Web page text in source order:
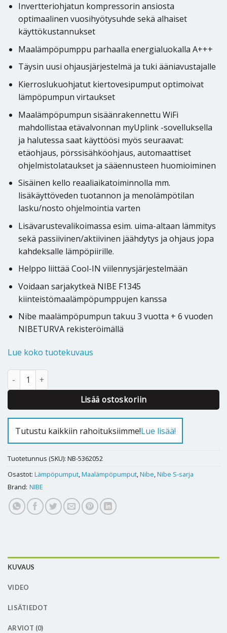
Invertteriohjatun kompressorin ansiosta
optimaalinen vuosihyötysuhde sekä alhaiset
käyttökustannukset
Maalämpöpumppu parhaalla energialuokalla A+++
Täysin uusi ohjausjärjestelmä ja tuki ääniavustajalle
Kierroslukuohjatut kiertovesipumput optimoivat
lämpöpumpun virtaukset
Maalämpöpumpun sisäänrakennettu WiFi
mahdollistaa etävalvonnan myUplink -sovelluksella
ja halutessa saat käyttöösi myös seuraavat:
etäohjaus, pörssisähköohjaus, automaattiset
ohjelmistolataukset ja sääennusteen huomioiminen
Sisäinen kello reaaliaikatoiminnolla mm.
lisäkäyttöveden tuotannon ja menolämpötilan
lasku/nosto ohjelmointia varten
Lisävarustevalikoimassa esim. uima-altaan lämmitys
sekä passiivinen/aktiivinen jäähdytys ja ohjaus jopa
kahdeksalle lämpöpiirille.
Helppo liittää Cool-IN viilennysjärjestelmään
Voidaan sarjakytkeä NIBE F1345
kiinteistömaalämpöpumppujen kanssa
Nibe maalämpöpumpun takuu 3 vuotta + 6 vuoden
NIBETURVA rekisteröimällä
Lue koko tuotekuvaus
Maalämpöpumppu Nibe S1155 6 kW määrä
Lisää ostoskoriin
Alternative:
Tutustu kaikkiin rahoituksiimme!Lue lisää!
Tuotetunnus (SKU): NB-5362052
Osastot: Lämpöpumput Maalämpöpumput Nibe Nibe S-sarja
Brand: NIBE
KUVAUS
VIDEO
LISÄTIEDOT
ARVIOT (0)